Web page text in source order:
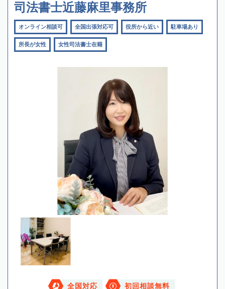
司法書士近藤麻里事務所
オンライン相談可 全国出張対応可 役所から近い 駐車場あり
所長が女性 女性司法書士在籍
全国対応 初回相談無料